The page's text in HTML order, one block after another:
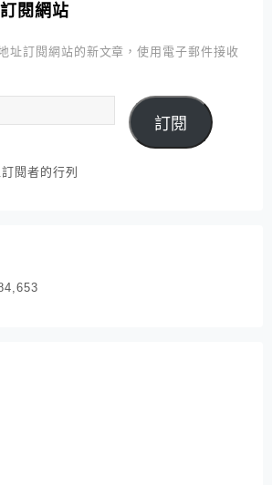
閱網站
址訂閱網站的新文章，使用電子郵件接收
訂閱
閱者的行列